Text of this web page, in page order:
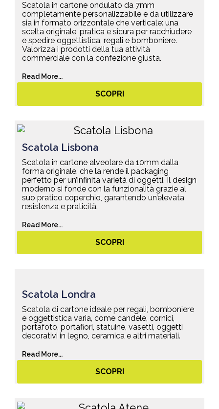
Scatola in cartone ondulato da 7mm
completamente personalizzabile e da utilizzare
sia in formato orizzontale che verticale: una
scelta originale, pratica e sicura per racchiudere
e spedire oggettistica, regali e bomboniere.
Valorizza i prodotti della tua attività
commerciale con la confezione giusta.
Read More...
SCOPRI
Scatola Lisbona
Scatola in cartone alveolare da 10mm dalla
forma originale, che la rende il packaging
perfetto per un’infinita varietà di oggetti. Il design
moderno si fonde con la funzionalità grazie al
suo pratico coperchio, garantendo un’elevata
resistenza e praticità.
Read More...
SCOPRI
Scatola Londra
Scatola di cartone ideale per regali, bomboniere
e oggettistica varia, come candele, cornici,
portafoto, portafiori, statuine, vasetti, oggetti
decorativi in legno, ceramica e altri materiali.
Read More...
SCOPRI